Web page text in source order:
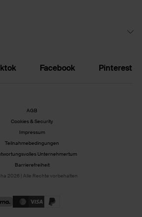
Facebook Pinterest
AGB
Cookies & Security
Impressum
Teilnahmebedingungen
Unternehmertum
Barrierefreiheit
2026 | Alle Rechte vorbehalten